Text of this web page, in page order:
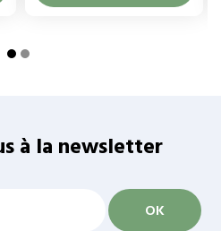
à la newsletter